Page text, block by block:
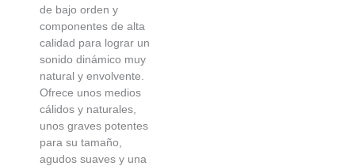
de bajo orden y
componentes de alta
calidad para lograr un
sonido dinámico muy
natural y envolvente.
Ofrece unos medios
cálidos y naturales,
unos graves potentes
para su tamaño,
agudos suaves y una